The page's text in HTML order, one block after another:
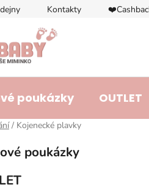
Kontakty
poukázky OUTLET
/ Kojenecké plavky
poukázky